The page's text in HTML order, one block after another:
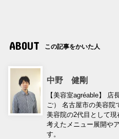
ABOUT この記事をかいた人
中野 健剛
【美容室agréable】
ご） 名古屋市の美容院
美容院の2代目として
考えたメニュー展開や
す。